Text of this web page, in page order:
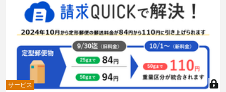
サービス